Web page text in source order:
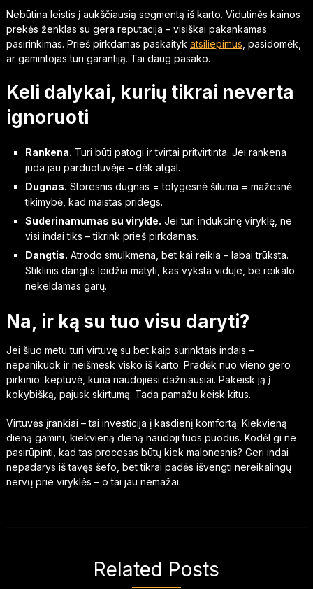
Nebūtina leistis į aukščiausią segmentą iš karto. Vidutinės kainos
prekės ženklas su gera reputacija – visiškai pakankamas
pasirinkimas. Prieš pirkdamas paskaityk atsiliepimus , pasidomėk,
ar gamintojas turi garantiją. Tai daug pasako.
Keli dalykai, kurių tikrai neverta
ignoruoti
Rankena. Turi būti patogi ir tvirtai pritvirtinta. Jei rankena
juda jau parduotuvėje – dėk atgal.
Dugnas. Storesnis dugnas = tolygesnė šiluma = mažesnė
tikimybė, kad maistas pridegs.
Suderinamumas su virykle. Jei turi indukcinę viryklę, ne
visi indai tiks – tikrink prieš pirkdamas.
Dangtis. Atrodo smulkmena, bet kai reikia – labai trūksta.
Stiklinis dangtis leidžia matyti, kas vyksta viduje, be reikalo
nekeldamas garų.
Na, ir ką su tuo visu daryti?
Jei šiuo metu turi virtuvę su bet kaip surinktais indais –
nepanikuok ir neišmesk visko iš karto. Pradėk nuo vieno gero
pirkinio: keptuvė, kuria naudojiesi dažniausiai. Pakeisk ją į
kokybišką, pajusk skirtumą. Tada pamažu keisk kitus.
Virtuvės įrankiai – tai investicija į kasdienį komfortą. Kiekvieną
dieną gamini, kiekvieną dieną naudoji tuos puodus. Kodėl gi ne
pasirūpinti, kad tas procesas būtų kiek malonesnis? Geri indai
nepadarys iš tavęs šefo, bet tikrai padės išvengti nereikalingų
nervų prie viryklės – o tai jau nemažai.
Related Posts